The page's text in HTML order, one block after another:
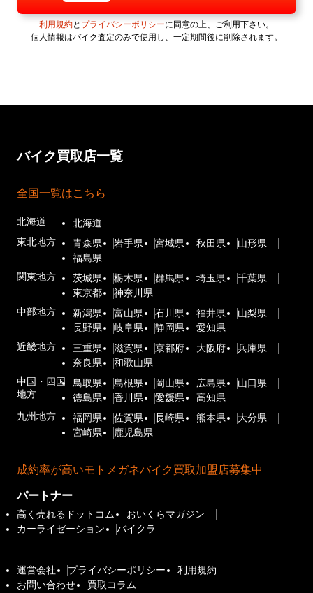
利用規約と プライバシーポリシーに同意の上、ご利用下さい。
個人情報はバイク査定のみで使用し、一定期間後に削除されます。
バイク買取店一覧
全国一覧はこちら
北海道
北海道
東北地方
青森県 岩手県 宮城県 秋田県
山形県
福島県
関東地方
茨城県 栃木県 群馬県 埼玉県
千葉県
東京都
神奈川県
中部地方
新潟県 富山県 石川県 福井県
山梨県
長野県
岐阜県 静岡県
愛知県
近畿地方
三重県 滋賀県 京都府 大阪府
兵庫県
奈良県
和歌山県
中国・四国
地方
鳥取県 島根県 岡山県 広島県
山口県
徳島県
香川県 愛媛県
高知県
九州地方
福岡県 佐賀県 長崎県 熊本県
大分県
宮崎県
鹿児島県
成約率が高いモトメガネバイク買取加盟店募集中
パートナー
高く売れるドットコム
おいくらマガジン
カーライゼーション
バイクラ
運営会社 プライバシーポリシー
利用規約
お問い合わせ
買取コラム